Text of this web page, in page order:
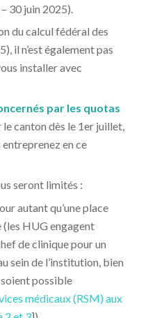
30 juin 2025).
du calcul fédéral des
il n’est également pas
installer avec
par les quotas
canton dès le 1er juillet,
en ce
seront limités :
autant qu’une place
HUG engagent
de clinique pour un
sein de l’institution, bien
possible
médicaux (RSM) aux